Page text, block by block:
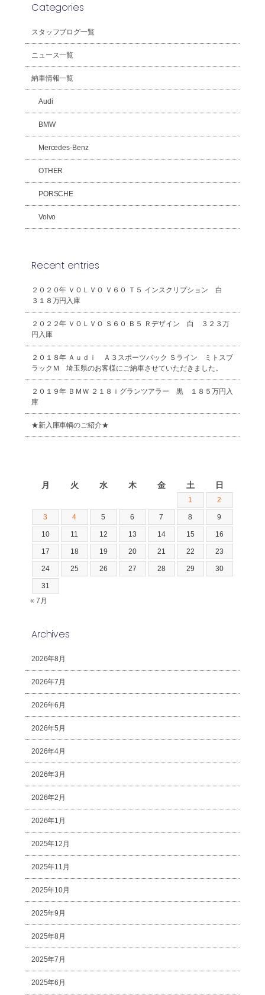
Categories
スタッフブログ一覧
ニュース一覧
納車情報一覧
Audi
BMW
Mercedes-Benz
OTHER
PORSCHE
Volvo
Recent entries
２０２０年 ＶＯＬＶＯ Ｖ６０ Ｔ５ インスクリプション 白
３１８万円入庫
２０２２年 ＶＯＬＶＯ Ｓ６０ Ｂ５ Ｒデザイン 白 ３２３万
円入庫
２０１８年 Ａｕｄｉ Ａ３スポーツバック Ｓライン ミトスブ
ラックＭ 埼玉県のお客様にご納車させていただきました。
２０１９年 ＢＭＷ ２１８ｉグランツアラー 黒 １８５万円入
庫
★新入庫車輌のご紹介★
月 火 水 木 金 土 日
1 2
3 4 5 6 7 8 9
10 11 12 13 14 15 16
17 18 19 20 21 22 23
24 25 26 27 28 29 30
31
« 7月
Archives
2026年8月
2026年7月
2026年6月
2026年5月
2026年4月
2026年3月
2026年2月
2026年1月
2025年12月
2025年11月
2025年10月
2025年9月
2025年8月
2025年7月
2025年6月